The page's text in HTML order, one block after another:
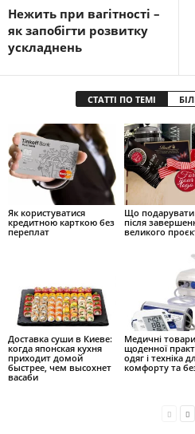
Нежить при вагітності –
як запобігти розвитку
ускладнень
СТАТТІ ПО ТЕМІ
Як користуватися
кредитною карткою без
переплат
Що подарувати
після
великого
Доставка суши в Киеве:
когда японская кухня
приходит домой
быстрее, чем высохнет
васаби
Медичні
щоденної
одяг і техніка
комфорту та